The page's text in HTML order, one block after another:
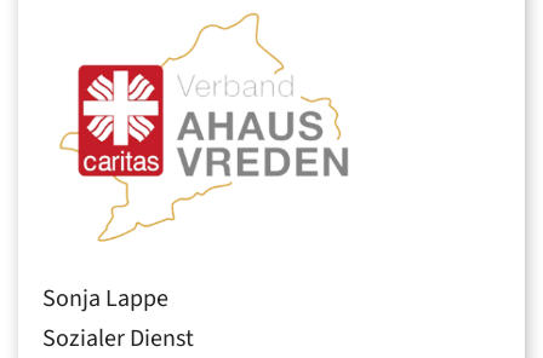
Sonja Lappe
Sozialer Dienst